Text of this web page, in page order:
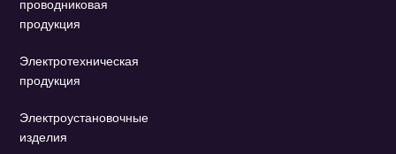
проводниковая
продукция
Электротехническая
продукция
Электроустановочные
изделия